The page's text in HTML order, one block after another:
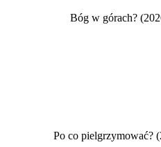
Bóg w górach?
Po co pielgrzymować?